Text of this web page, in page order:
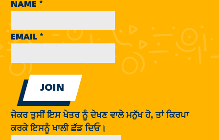
NAME *
EMAIL *
ਜੇਕਰ ਤੁਸੀਂ ਇਸ ਖੇਤਰ ਨੂੰ ਦੇਖਣ ਵਾਲੇ ਮਨੁੱਖ ਹੋ, ਤਾਂ ਕਿਰਪਾ
ਕਰਕੇ ਇਸਨੂੰ ਖਾਲੀ ਛੱਡ ਦਿਓ।